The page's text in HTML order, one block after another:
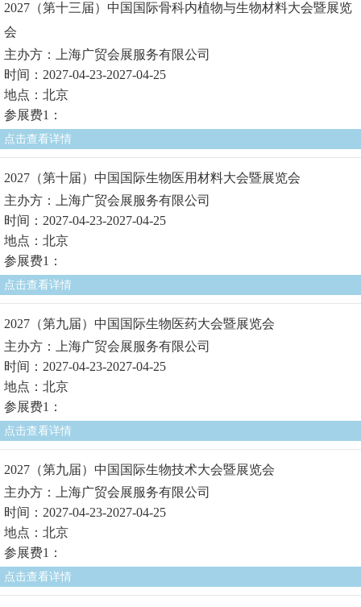
2027（第十三届）中国国际骨科内植物与生物材料大会暨展览
会
主办方：上海广贸会展服务有限公司
时间：2027-04-23-2027-04-25
地点：北京
参展费1：
点击查看详情
2027（第十届）中国国际生物医用材料大会暨展览会
主办方：上海广贸会展服务有限公司
时间：2027-04-23-2027-04-25
地点：北京
参展费1：
点击查看详情
2027（第九届）中国国际生物医药大会暨展览会
主办方：上海广贸会展服务有限公司
时间：2027-04-23-2027-04-25
地点：北京
参展费1：
点击查看详情
2027（第九届）中国国际生物技术大会暨展览会
主办方：上海广贸会展服务有限公司
时间：2027-04-23-2027-04-25
地点：北京
参展费1：
点击查看详情